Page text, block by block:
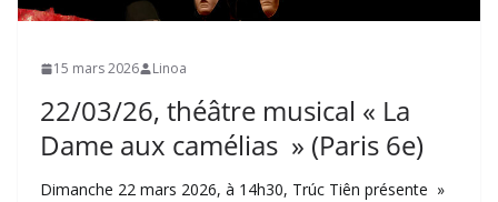
15 mars 2026 Linoa
22/03/26, théâtre musical « La
Dame aux camélias » (Paris 6e)
Dimanche 22 mars 2026, à 14h30, Trúc Tiên présente »